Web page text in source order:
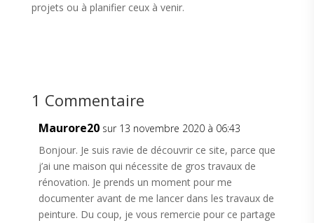
projets ou à planifier ceux à venir.
1 Commentaire
Maurore20 sur 13 novembre 2020 à 06:43
Bonjour. Je suis ravie de découvrir ce site, parce que
j’ai une maison qui nécessite de gros travaux de
rénovation. Je prends un moment pour me
documenter avant de me lancer dans les travaux de
peinture. Du coup, je vous remercie pour ce partage